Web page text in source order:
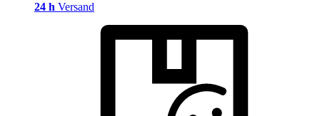
24 h Versand